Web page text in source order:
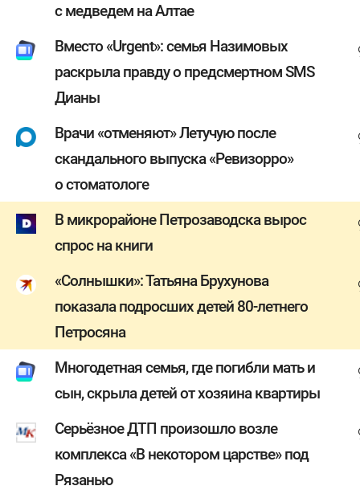
с медведем на Алтае
Вместо «Urgent»: семья Назимовых
раскрыла правду о предсмертном SMS
Дианы
Врачи «отменяют» Летучую после
скандального выпуска «Ревизорро»
о стоматологе
В микрорайоне Петрозаводска вырос
спрос на книги
«Солнышки»: Татьяна Брухунова
показала подросших детей 80-летнего
Петросяна
Многодетная семья, где погибли мать и
сын, скрыла детей от хозяина квартиры
Серьёзное ДТП произошло возле
комплекса «В некотором царстве» под
Рязанью